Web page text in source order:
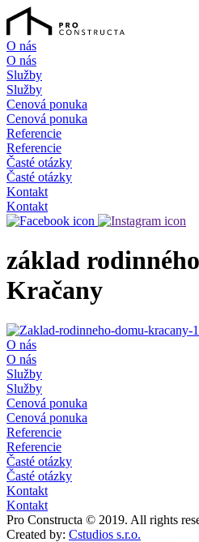
O nás
O nás
Služby
Služby
Cenová ponuka
Cenová ponuka
Referencie
Referencie
Časté otázky
Časté otázky
Kontakt
Kontakt
základ
Kračany
O nás
O nás
Služby
Služby
Cenová ponuka
Cenová ponuka
Referencie
Referencie
Časté otázky
Časté otázky
Kontakt
Kontakt
Pro Constructa © 2019. All rights
Created by: Cstudios s.r.o.